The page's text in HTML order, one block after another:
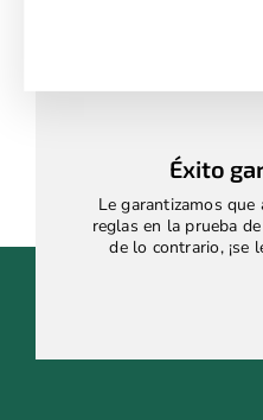
Éxito
Le garantizamos que
reglas en la prueba
de lo contrario, ¡se